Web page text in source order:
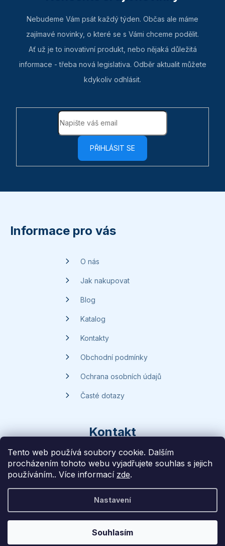
Tento web používá soubory cookie. Dalším
procházením tohoto webu vyjadřujete souhlas s jejich
používáním.. Více informací zde.
Nastavení
Souhlasím
Nebudeme Vám psát každý týden. Občas ale máme
zajímavé novinky, o které se s Vámi chceme podělit.
Ať už je to inovativní produkt, nebo nějaká důležitá
informace - třeba nová legislativa. Odběr aktualit můžete
kdykoliv odhlásit.
PŘIHLÁSIT SE
Informace pro vás
O nás
Jak nakupovat
Blog
Katalog
Kontakty
Obchodní podmínky
Ochrana osobních údajů
Časté dotazy
Kontakt
dotazy @handsave.cz
774 669 457
Liff Studio na platformě